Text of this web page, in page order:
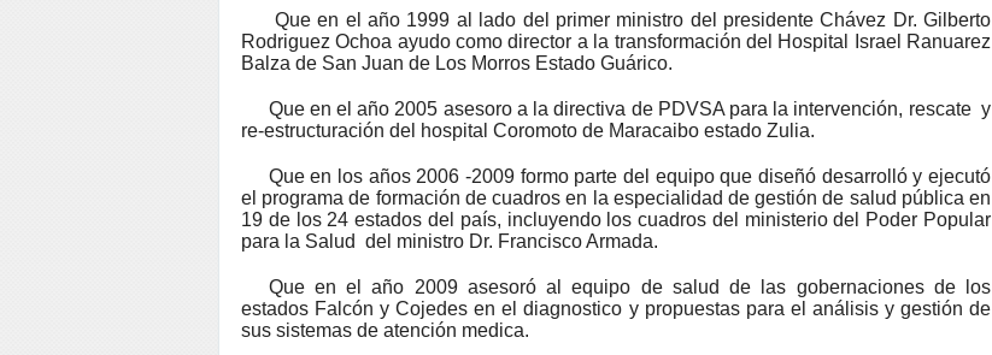
Que en el año 1999 al lado del primer ministro del presidente Chávez Dr. Gilberto
Rodriguez Ochoa ayudo como director a la transformación del Hospital Israel Ranuarez
Balza de San Juan de Los Morros Estado Guárico.
Que en el año 2005 asesoro a la directiva de PDVSA para la intervención, rescate y
re-estructuración del hospital Coromoto de Maracaibo estado Zulia.
Que en los años 2006 -2009 formo parte del equipo que diseñó desarrolló y ejecutó
el programa de formación de cuadros en la especialidad de gestión de salud pública en
19 de los 24 estados del país, incluyendo los cuadros del ministerio del Poder Popular
para la Salud del ministro Dr. Francisco Armada.
Que en el año 2009 asesoró al equipo de salud de las gobernaciones de los
estados Falcón y Cojedes en el diagnostico y propuestas para el análisis y gestión de
sus sistemas de atención medica.